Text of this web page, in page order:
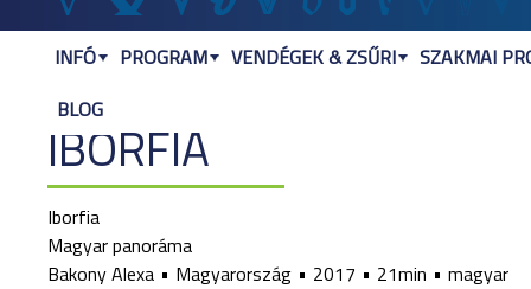
IBORFIA
Iborfia
Magyar panoráma
Bakony Alexa
Magyarország 2017 21min magyar
INFÓ PROGRAM VENDÉGEK & ZSŰRI
SZAKMAI
BLOG